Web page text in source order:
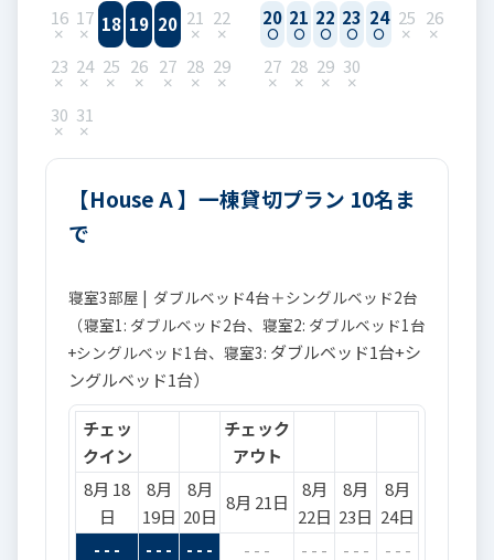
16 17 18 19 20 21 22
23 24 25 26 27 28 29
30 31
20 21 22 23 24 25 26
27 28 29 30
【House A 】一棟貸切プラン 10名ま
で
寝室3部屋 | ダブルベッド4台＋シングルベッド2台
（寝室1: ダブルベッド2台、寝室2: ダブルベッド1台
+シングルベッド1台、寝室3: ダブルベッド1台+シ
ングルベッド1台）
チェッ
クイン
チェック
アウト
8月 18
日
8月
19日
8月
20日
8月 21日
8月
22日
8月
23日
8月
24日
- - -
- - - - - - - - - - - - - - - - - -